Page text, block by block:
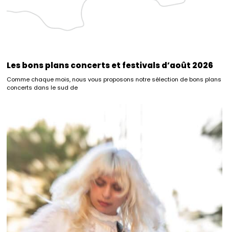
Les bons plans concerts et festivals d’août 2026
Comme chaque mois, nous vous proposons notre sélection de bons plans
concerts dans le sud de